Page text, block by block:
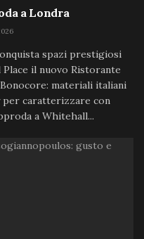
a Londra
spazi prestigiosi
il nuovo Ristorante
materiali italiani
caratterizzare con
a Whitehall...